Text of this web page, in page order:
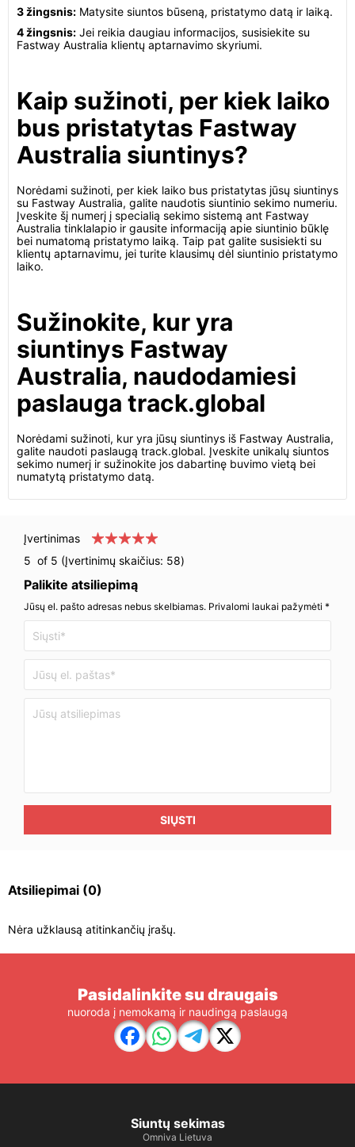
3 žingsnis: Matysite siuntos būseną, pristatymo datą ir laiką.
4 žingsnis: Jei reikia daugiau informacijos, susisiekite su
Fastway Australia klientų aptarnavimo skyriumi.
Kaip sužinoti, per kiek laiko
bus pristatytas Fastway
Australia siuntinys?
Norėdami sužinoti, per kiek laiko bus pristatytas jūsų siuntinys
su Fastway Australia, galite naudotis siuntinio sekimo numeriu.
Įveskite šį numerį į specialią sekimo sistemą ant Fastway
Australia tinklalapio ir gausite informaciją apie siuntinio būklę
bei numatomą pristatymo laiką. Taip pat galite susisiekti su
klientų aptarnavimu, jei turite klausimų dėl siuntinio pristatymo
laiko.
Sužinokite, kur yra
siuntinys Fastway
Australia, naudodamiesi
paslauga track.global
Norėdami sužinoti, kur yra jūsų siuntinys iš Fastway Australia,
galite naudoti paslaugą track.global. Įveskite unikalų siuntos
sekimo numerį ir sužinokite jos dabartinę buvimo vietą bei
numatytą pristatymo datą.
Įvertinimas
5 of 5 (Įvertinimų skaičius: 58)
Palikite atsiliepimą
Jūsų el. pašto adresas nebus skelbiamas. Privalomi laukai pažymėti *
SIŲSTI
Atsiliepimai (0)
Nėra užklausą atitinkančių įrašų.
Pasidalinkite su draugais
nuoroda į nemokamą ir naudingą paslaugą
Siuntų sekimas
Omniva Lietuva